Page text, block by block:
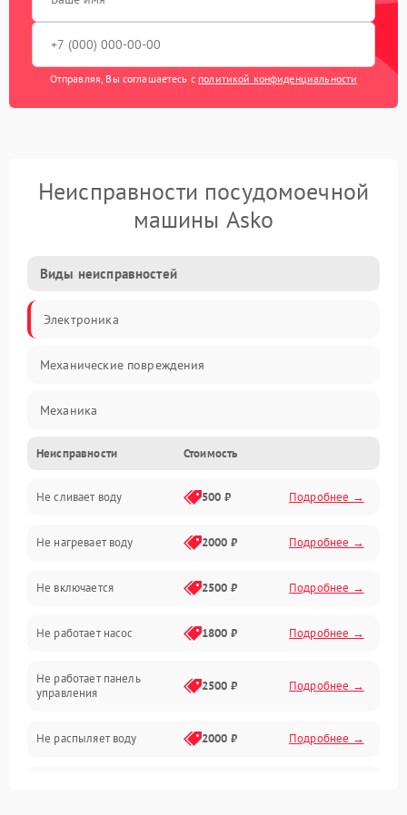
Отправляя, Вы соглашаетесь с политикой конфиденциальности
Неисправности посудомоечной
машины Asko
Виды неисправностей
Электроника
Механические повреждения
Механика
Управление
Электропитание
Датчики
Нагрев
Вода
Гигиена
Неисправности Стоимость
Не сливает воду 500 ₽ Подробнее →
Не нагревает воду 2000 ₽ Подробнее →
Не включается 2500 ₽ Подробнее →
Не работает насос 1800 ₽ Подробнее →
Не работает панель
управления
2500 ₽ Подробнее →
Не распыляет воду 2000 ₽ Подробнее →